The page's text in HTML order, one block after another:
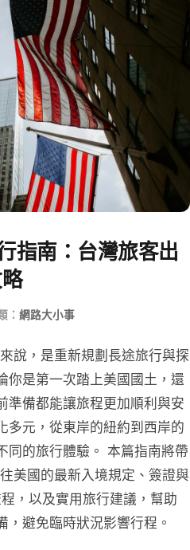
指南：台灣旅客出
： 網路大小事
說，是重新規劃長途旅行與探
你是第一次踏上美國國土，還
準備都能讓旅程更加順利與安
多元，從東岸的紐約到西岸的
同的旅行體驗。 本篇指南將帶
美國的最新入境規定、簽證與
，以及實用旅行建議，幫助
，避免臨時狀況影響行程。